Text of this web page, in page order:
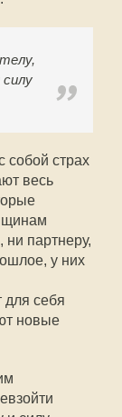
собой страх
весь
партнеру,
у них
для себя
новые